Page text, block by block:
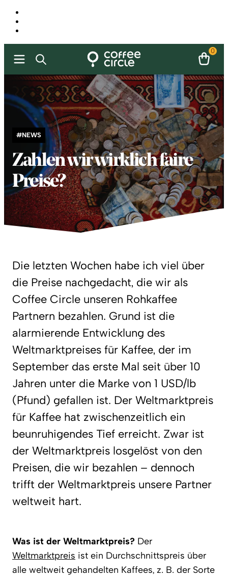
0
#NEWS
Zahlen wir wirklich faire
Preise?
Die letzten Wochen habe ich viel über
die Preise nachgedacht, die wir als
Coffee Circle unseren Rohkaffee
Partnern bezahlen. Grund ist die
alarmierende Entwicklung des
Weltmarktpreises für Kaffee, der im
September das erste Mal seit über 10
Jahren unter die Marke von 1 USD/lb
(Pfund) gefallen ist. Der Weltmarktpreis
für Kaffee hat zwischenzeitlich ein
beunruhigendes Tief erreicht. Zwar ist
der Weltmarktpreis losgelöst von den
Preisen, die wir bezahlen – dennoch
trifft der Weltmarktpreis unsere Partner
weltweit hart.
Was ist der Weltmarktpreis? Der
Weltmarktpreis ist ein Durchschnittspreis über
alle weltweit gehandelten Kaffees, z. B. der Sorte